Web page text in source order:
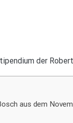
aus dem